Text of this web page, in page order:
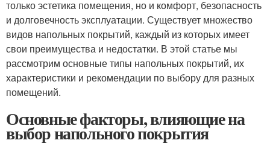
только эстетика помещения, но и комфорт, безопасность
и долговечность эксплуатации. Существует множество
видов напольных покрытий, каждый из которых имеет
свои преимущества и недостатки. В этой статье мы
рассмотрим основные типы напольных покрытий, их
характеристики и рекомендации по выбору для разных
помещений.
Основные факторы, влияющие на
выбор напольного покрытия